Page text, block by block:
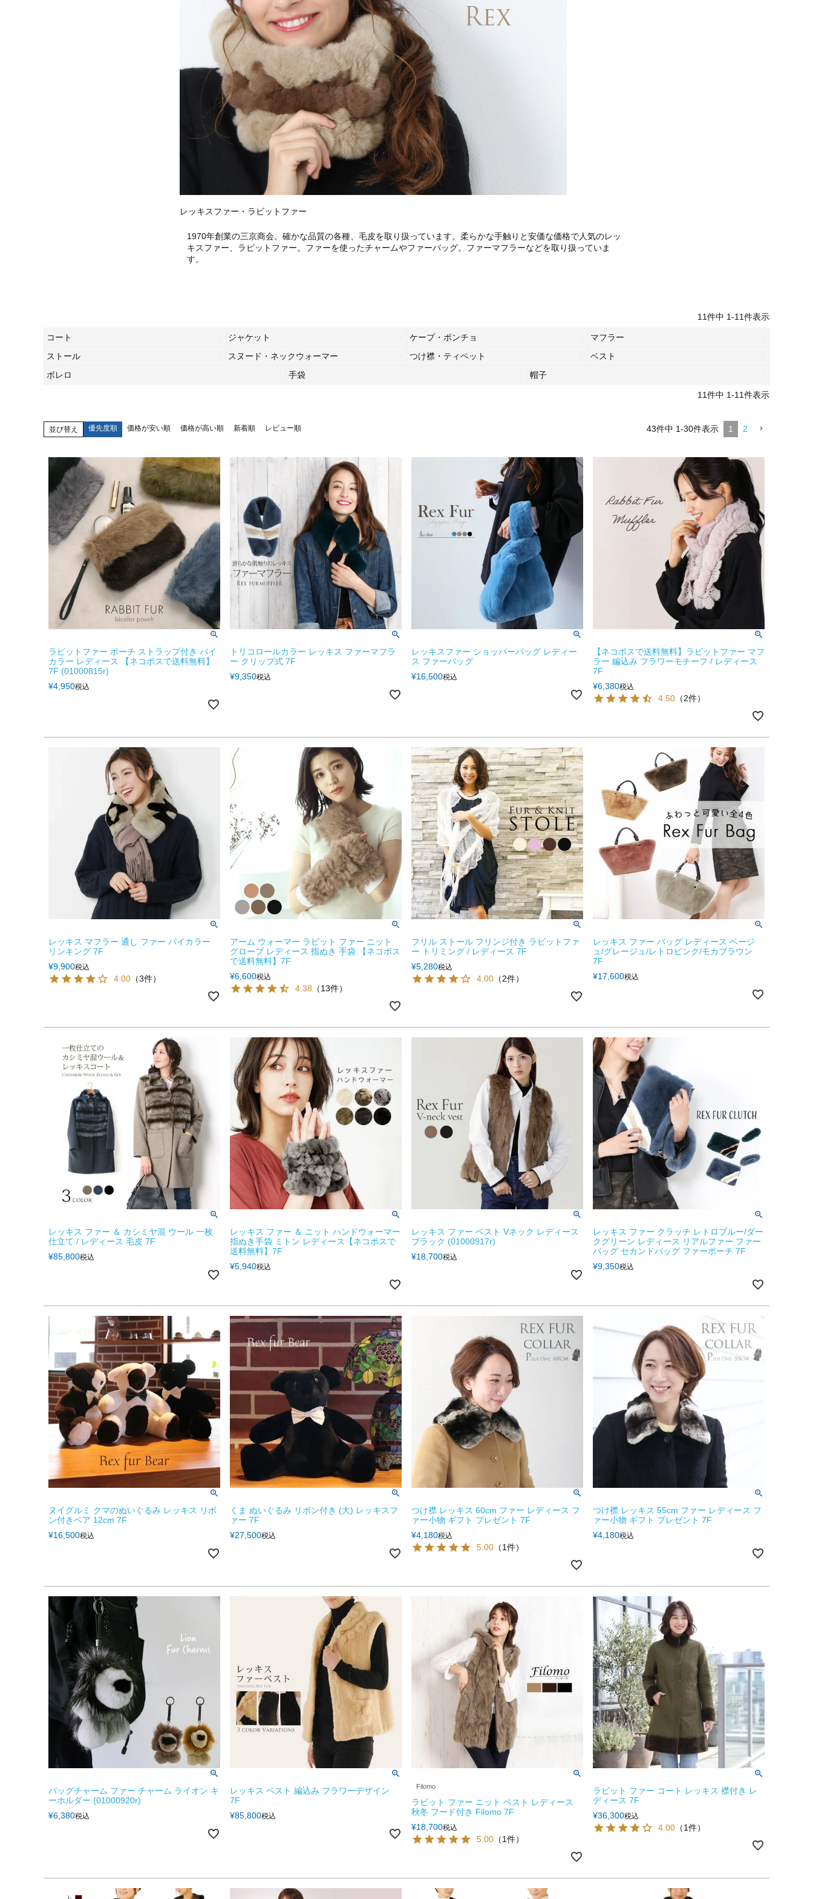
レッキスファー・ラビットファー
1970年創業の三京商会。確かな品質の各種、毛皮を取り扱っています。柔らかな手触りと安価な価格で人気のレッ
キスファー、ラビットファー。ファーを使ったチャームやファーバッグ。ファーマフラーなどを取り扱っていま
す。
11件中 1-11件表示
コート ジャケット ケープ・ポンチョ
マフラー
ストール
スヌード・ネックウォーマー つけ襟・ティペット
ベスト
ボレロ
手袋 帽子
11件中 1-11件表示
並び替え 優先度順 価格が安い順 価格が高い順 新着順 レビュー順 43件中 1-30件表示 1 2
ラビットファー ポーチ ストラップ付き バイ
カラー レディース 【ネコポスで送料無料】
7F (01000815r)
¥4,950税込
トリコロールカラー レッキス ファーマフラ
ー クリップ式 7F
¥9,350税込
レッキスファー ショッパーバッグ レディー
ス ファーバッグ
¥16,500税込
【ネコポスで送料無料】ラビットファー マフ
ラー 編込み フラワーモチーフ / レディース
7F
¥6,380税込
4.50 （2件）
レッキス マフラー 通し ファー バイカラー
リンキング 7F
¥9,900税込
4.00 （3件）
アーム ウォーマー ラビット ファー ニット
グローブ レディース 指ぬき 手袋 【ネコポス
で送料無料】7F
¥6,600税込
4.38 （13件）
フリル ストール フリンジ付き ラビットファ
ー トリミング / レディース 7F
¥5,280税込
4.00 （2件）
レッキス ファー バッグ レディース ベージ
ュ/グレージュ/レトロピンク/モカブラウン
7F
¥17,600税込
レッキス ファー ＆ カシミヤ混 ウール 一枚
仕立て / レディース 毛皮 7F
¥85,800税込
レッキス ファー ＆ ニット ハンドウォーマー
指ぬき手袋 ミトン レディース【ネコポスで
送料無料】7F
¥5,940税込
レッキス ファー ベスト Vネック レディース
ブラック (01000917r)
¥18,700税込
レッキス ファー クラッチ レトロブルー/ダー
クグリーン レディース リアルファー ファー
バッグ セカンドバッグ ファーポーチ 7F
¥9,350税込
ヌイグルミ クマのぬいぐるみ レッキス リボ
ン付きベア 12cm 7F
¥16,500税込
くま ぬいぐるみ リボン付き (大) レッキスフ
ァー 7F
¥27,500税込
つけ襟 レッキス 60cm ファー レディース フ
ァー小物 ギフト プレゼント 7F
¥4,180税込
5.00 （1件）
つけ襟 レッキス 55cm ファー レディース フ
ァー小物 ギフト プレゼント 7F
¥4,180税込
バッグチャーム ファー チャーム ライオン キ
ーホルダー (01000920r)
¥6,380税込
レッキス ベスト 編込み フラワーデザイン
7F
¥85,800税込
Filomo
ラビット ファー ニット ベスト レディース
秋冬 フード付き Filomo 7F
¥18,700税込
5.00 （1件）
ラビット ファー コート レッキス 襟付き レ
ディース 7F
¥36,300税込
4.00 （1件）